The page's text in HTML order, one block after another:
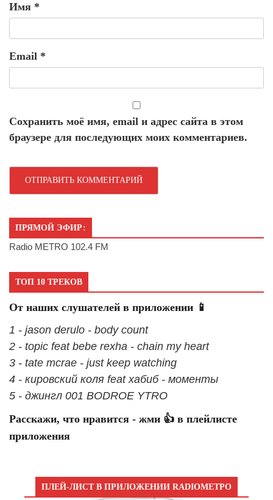
Имя *
Email *
Сохранить моё имя, email и адрес сайта в этом
браузере для последующих моих комментариев.
ПРЯМОЙ ЭФИР:
Radio METRO 102.4 FM
ТОП 10 ТРЕКОВ
От наших слушателей в приложении 📱
1 - jason derulo - body count
2 - topic feat bebe rexha - chain my heart
3 - tate mcrae - just keep watching
4 - кировский коля feat хабиб - моменты
5 - джингл 001 BODROE YTRO
Расскажи, что нравится - жми 👍 в плейлисте
приложения
ПЛЕЙ-ЛИСТ В ПРИЛОЖЕНИИ RADIOМЕТРО